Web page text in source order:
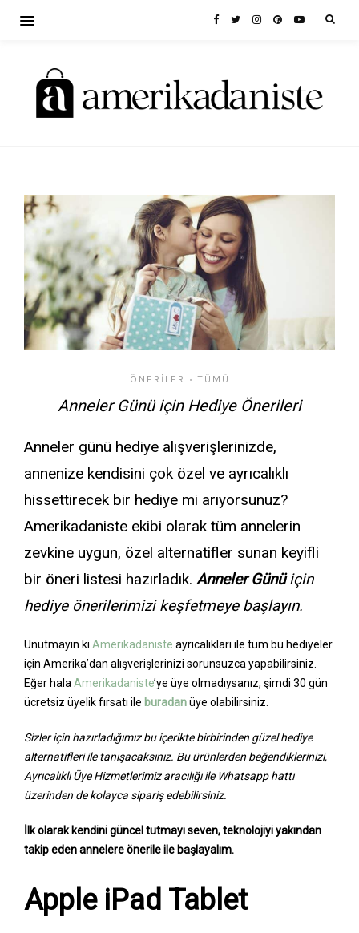
ÖNERILER • TÜMÜ
Anneler Günü için Hediye Önerileri
Anneler günü hediye alışverişlerinizde,
annenize kendisini çok özel ve ayrıcalıklı
hissettirecek bir hediye mi arıyorsunuz?
Amerikadaniste ekibi olarak tüm annelerin
zevkine uygun, özel alternatifler sunan keyifli
bir öneri listesi hazırladık. Anneler Günüiçin
hediye önerilerimizi keşfetmeye başlayın.
Unutmayın ki Amerikadaniste ayrıcalıkları ile tüm bu hediyeler
için Amerika’dan alışverişlerinizi sorunsuzca yapabilirsiniz.
Eğer halaAmerikadaniste’ye üye olmadıysanız, şimdi 30 gün
ücretsiz üyelik fırsatı ile buradanüye olabilirsiniz.
Sizler için hazırladığımız bu içerikte birbirinden güzel hediye
alternatifleri ile tanışacaksınız. Bu ürünlerden beğendiklerinizi,
Ayrıcalıklı Üye Hizmetlerimiz aracılığı ile Whatsapp hattı
üzerinden de kolayca sipariş edebilirsiniz.
İlk olarak kendini güncel tutmayı seven, teknolojiyi yakından
takip eden annelere önerile ile başlayalım.
Apple iPad Tablet